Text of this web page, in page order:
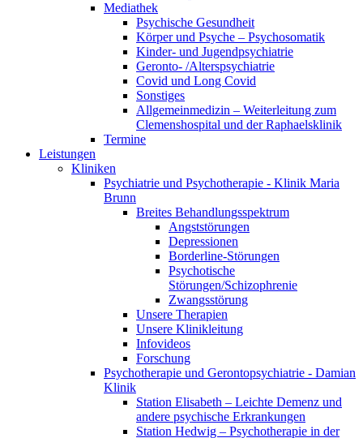
Mediathek
Psychische Gesundheit
Körper und Psyche – Psychosomatik
Kinder- und Jugendpsychiatrie
Geronto- /Alterspsychiatrie
Covid und Long Covid
Sonstiges
Allgemeinmedizin – Weiterleitung zum
Clemenshospital und der Raphaelsklinik
Termine
Leistungen
Kliniken
Psychiatrie und Psychotherapie - Klinik Maria
Brunn
Breites Behandlungsspektrum
Angststörungen
Depressionen
Borderline-Störungen
Psychotische
Störungen/Schizophrenie
Zwangsstörung
Unsere Therapien
Unsere Klinikleitung
Infovideos
Forschung
Psychotherapie und Gerontopsychiatrie - Damian
Klinik
Station Elisabeth – Leichte Demenz und
andere psychische Erkrankungen
Station Hedwig – Psychotherapie in der